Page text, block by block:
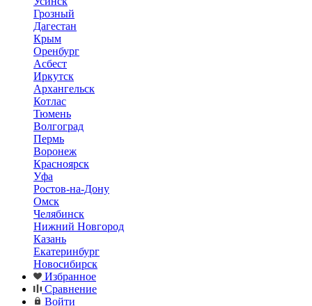
Грозный
Дагестан
Крым
Оренбург
Асбест
Иркутск
Архангельск
Котлас
Тюмень
Волгоград
Пермь
Воронеж
Красноярск
Уфа
Ростов-на-Дону
Омск
Челябинск
Нижний Новгород
Казань
Екатеринбург
Новосибирск
Избранное
Сравнение
Войти